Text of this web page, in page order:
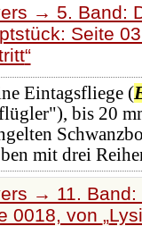
→ 5. Band:
Seite
Eintagsfliege (
bis 20
mit drei
→ 11.
0018, von